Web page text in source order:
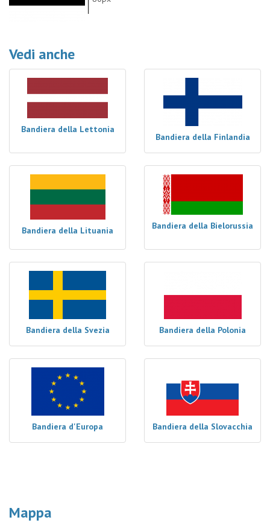
Vedi anche
Bandiera della Lettonia
Bandiera della Finlandia
Bandiera della Lituania Bandiera della Bielorussia
Bandiera della Svezia Bandiera della Polonia
Bandiera d'Europa Bandiera della Slovacchia
Mappa